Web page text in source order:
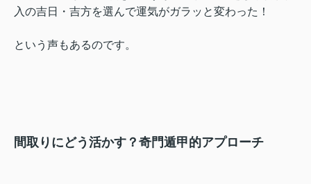
入の吉日・吉方を選んで運気がガラッと変わった！
という声もあるのです。
間取りにどう活かす？奇門遁甲的アプローチ